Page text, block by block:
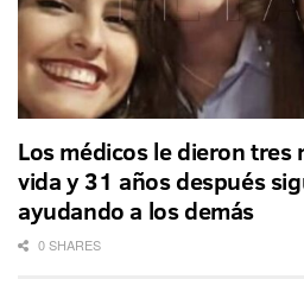
Los médicos le dieron tres
vida y 31 años después
ayudando a los demás
0 SHARES